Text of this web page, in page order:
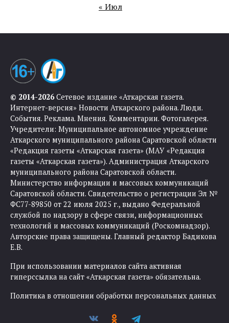
« Июл
© 2014-2026Сетевое издание «Аткарская газета.
Интернет-версия» Новости Аткарского района. Люди.
События. Реклама. Мнения. Комментарии. Фотогалерея.
Учредители: Муниципальное автономное учреждение
Аткарского муниципального района Саратовской области
«Редакция газеты «Аткарская газета» (МАУ «Редакция
газеты «Аткарская газета»). Администрация Аткарского
муниципального района Саратовской области.
Министерство информации и массовых коммуникаций
Саратовской области. Свидетельство о регистрации Эл №
ФС77-89850 от 22 июля 2025 г., выдано Федеральной
службой по надзору в сфере связи, информационных
технологий и массовых коммуникаций (Роскомнадзор).
Авторские права защищены. Главный редактор Бадикова
Е.В.
При использовании материалов сайта активная
гиперссылка на сайт «Аткарская газета» обязательна.
Политика в отношении обработки персональных данных